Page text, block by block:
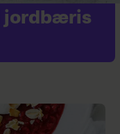
jordbæris